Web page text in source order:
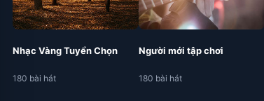
Nhạc Vàng Tuyển Chọn
180 bài hát
Người mới tập chơi
180 bài hát